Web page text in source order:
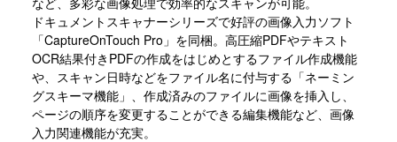
ドキュメントスキャナーシリーズで好評の画像入力ソフト
「CaptureOnTouch Pro」を同梱。高圧縮PDFやテキスト
OCR結果付きPDFの作成をはじめとするファイル作成機能
や、スキャン日時などをファイル名に付与する「ネーミン
グスキーマ機能」、作成済みのファイルに画像を挿入し、
ページの順序を変更することができる編集機能など、画像
入力関連機能が充実。